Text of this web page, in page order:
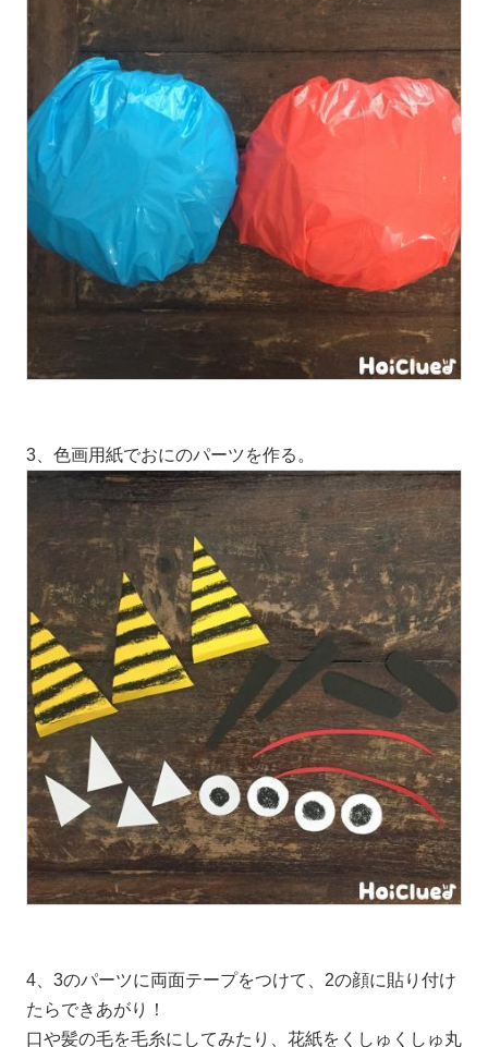
3、色画用紙でおにのパーツを作る。
4、3のパーツに両面テープをつけて、2の顔に貼り付け
たらできあがり！
口や髪の毛を毛糸にしてみたり、花紙をくしゅくしゅ丸